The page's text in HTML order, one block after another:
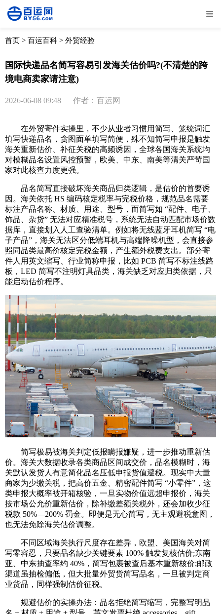
全部 物流资讯
取消
首页 > 百运百科 > 外贸经验
国际快递品名简写容易引发海关估价吗?(不清楚的跨
境电商卖家请注意)
2026-06-08 09:48 作者：百运网
在外贸寄件实操里，不少从业者习惯用简写、笼统词汇
填写快递品名，贪图面单填写简便，殊不知简写申报是触发
海关重新估价、补征关税的高频诱因，全球各国海关系统均
对模糊品名设置风控预警，欧美、中东、南美等清关严苛国
家对此核查力度更强。
品名简写直接破坏海关商品归类逻辑，是估价的首要诱
因。海关依托 HS 编码核定税率与完税价格，规范品名需要
标注产品名称、材质、用途、型号，而简写如 “配件、电子、
饰品、杂货” 无法对应精准税号，系统无法自动匹配市场价数
据库，直接划入人工查验清单。例如将无线蓝牙耳机简写 “电
子产品”，海关无法区分低端耳机与高端降噪机型，会直接参
照同品类最高价核定完税金额，产生额外税费支出。部分寄
件人用英文缩写、行业简称申报，比如 PCB 简写不标注线路
板，LED 简写不注明灯具品类，海关缺乏对应归类依据，只
能启动估价程序。
简写极易被海关判定低报瞒报嫌疑，进一步推动重新估
价。海关大数据收录各类商品区间成交价，品名模糊时，海
关默认发货人有意简化品名压低申报货值避税。现实中大量
商家为少缴关税，把高价五金、精密配件简写 “小零件”，这
类申报大概率被开箱核验，一旦实物价值远超申报价，海关
按市场公允价重新估价，除补缴差额关税外，还会加收少征
税款 50%—200% 罚金。即便是无心简写，无主观避税意图，
也无法免除海关估价调整。
不同区域海关执行尺度存在差异，欧盟、美国海关对简
写零容忍，只要品名缺少关键要素 100% 触发复核估价;东南
亚、中东抽查率约 40%，简写包裹被查后基本重新核价;邮政
渠道虽抽检偏低，但大批量外贸货简写品名，一旦被判定商
业货品，同样强制估价征税。
规避估价的实操办法：品名拒绝简写缩写，完整写明品